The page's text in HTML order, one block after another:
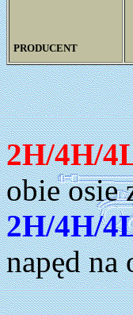
PRODUCENT
2H/4H/
obie osie
2H/4H/
napęd na